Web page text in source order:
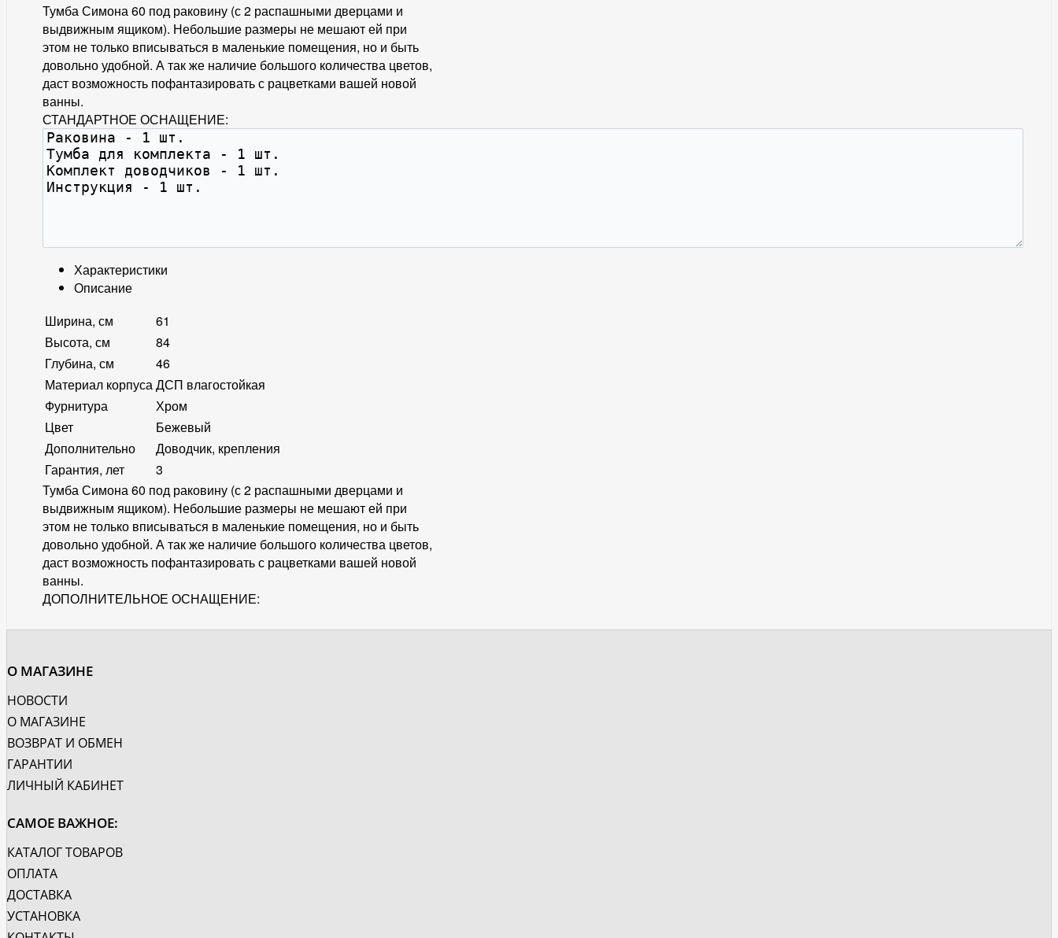
Тумба Симона 60 под раковину (с 2 распашными дверцами и
выдвижным ящиком). Небольшие размеры не мешают ей при
этом не только вписываться в маленькие помещения, но и быть
довольно удобной. А так же наличие большого количества цветов,
даст возможность пофантазировать с рацветками вашей новой
ванны.
СТАНДАРТНОЕ ОСНАЩЕНИЕ:
Характеристики
Описание
Ширина, см
61
Высота, см
84
Глубина, см
46
Материал корпусаДСП влагостойкая
Фурнитура
Хром
Цвет
Бежевый
Дополнительно
Доводчик, крепления
Гарантия, лет
3
Тумба Симона 60 под раковину (с 2 распашными дверцами и
выдвижным ящиком). Небольшие размеры не мешают ей при
этом не только вписываться в маленькие помещения, но и быть
довольно удобной. А так же наличие большого количества цветов,
даст возможность пофантазировать с рацветками вашей новой
ванны.
ДОПОЛНИТЕЛЬНОЕ ОСНАЩЕНИЕ:
О МАГАЗИНЕ
НОВОСТИ
О МАГАЗИНЕ
ВОЗВРАТ И ОБМЕН
ГАРАНТИИ
ЛИЧНЫЙ КАБИНЕТ
САМОЕ ВАЖНОЕ:
КАТАЛОГ ТОВАРОВ
ОПЛАТА
ДОСТАВКА
УСТАНОВКА